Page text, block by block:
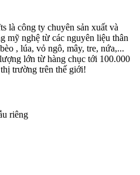
là công ty chuyên sản xuất và
mỹ nghệ từ các nguyên liệu thân
, lúa, vỏ ngô, mây, tre, nứa,...
lớn từ hàng chục tới 100.000
trường trên thế giới!
riêng